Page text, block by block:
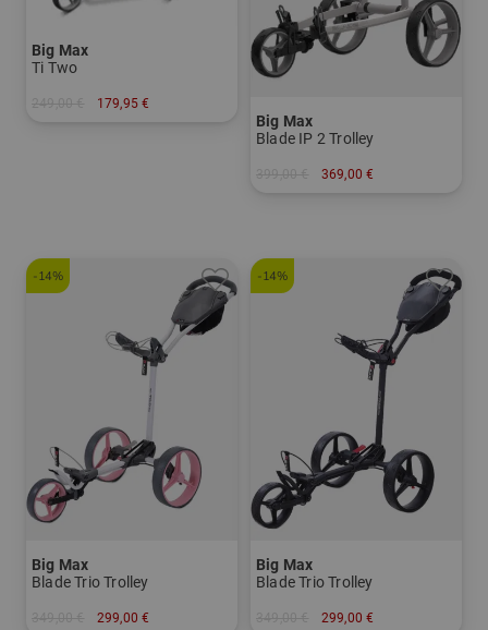
Big Max
Ti Two
179,95 €
Big Max
Blade IP 2 Trolley
369,00 €
-14%
Big Max
Blade Trio Trolley
299,00 €
-14%
Big Max
Blade Trio Trolley
299,00 €